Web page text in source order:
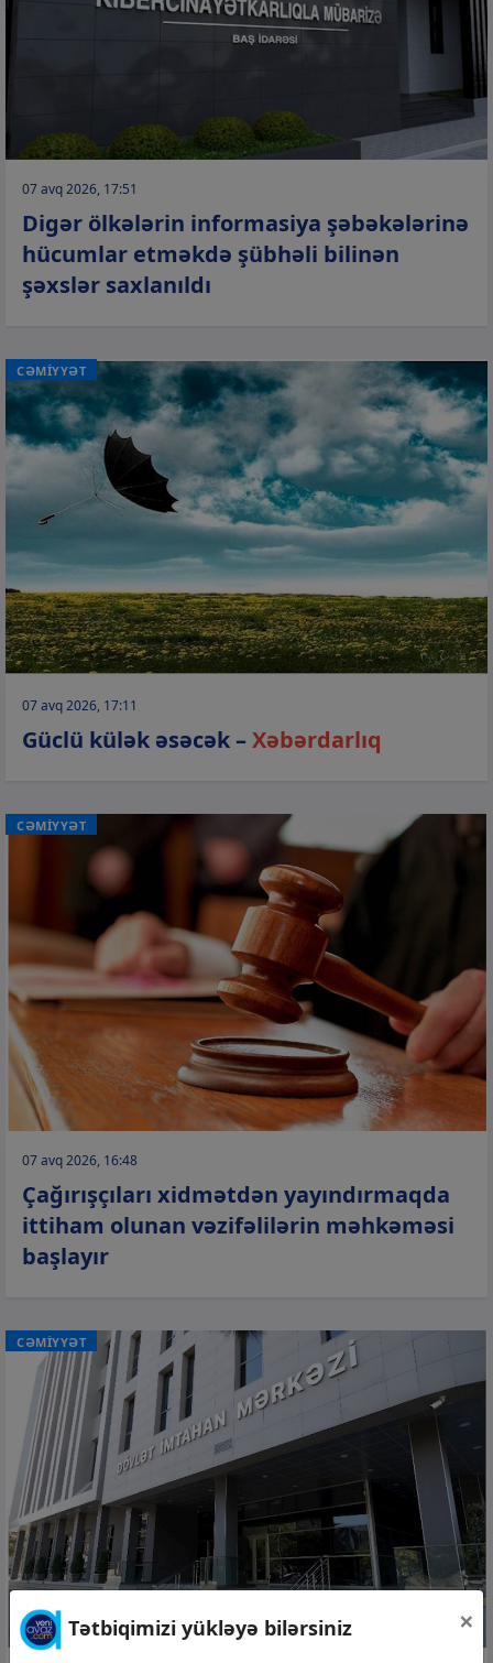
07 avq 2026, 17:51
Digər ölkələrin informasiya şəbəkələrinə
hücumlar etməkdə şübhəli bilinən
şəxslər saxlanıldı
CƏMİYYƏT
07 avq 2026, 17:11
Güclü külək əsəcək –Xəbərdarlıq
CƏMİYYƏT
07 avq 2026, 16:48
Çağırışçıları xidmətdən yayındırmaqda
ittiham olunan vəzifəlilərin məhkəməsi
başlayır
CƏMİYYƏT
Tətbiqimizi yükləyə bilərsiniz ×